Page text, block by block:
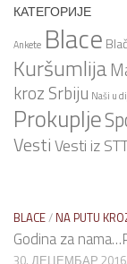
КАТЕГОРИЈЕ
Ankete Blace
Kuršumlija
kroz Srbiju Naši u
Prokuplje
VestiVesti iz
BLACE/ NA PUTU
Godina za